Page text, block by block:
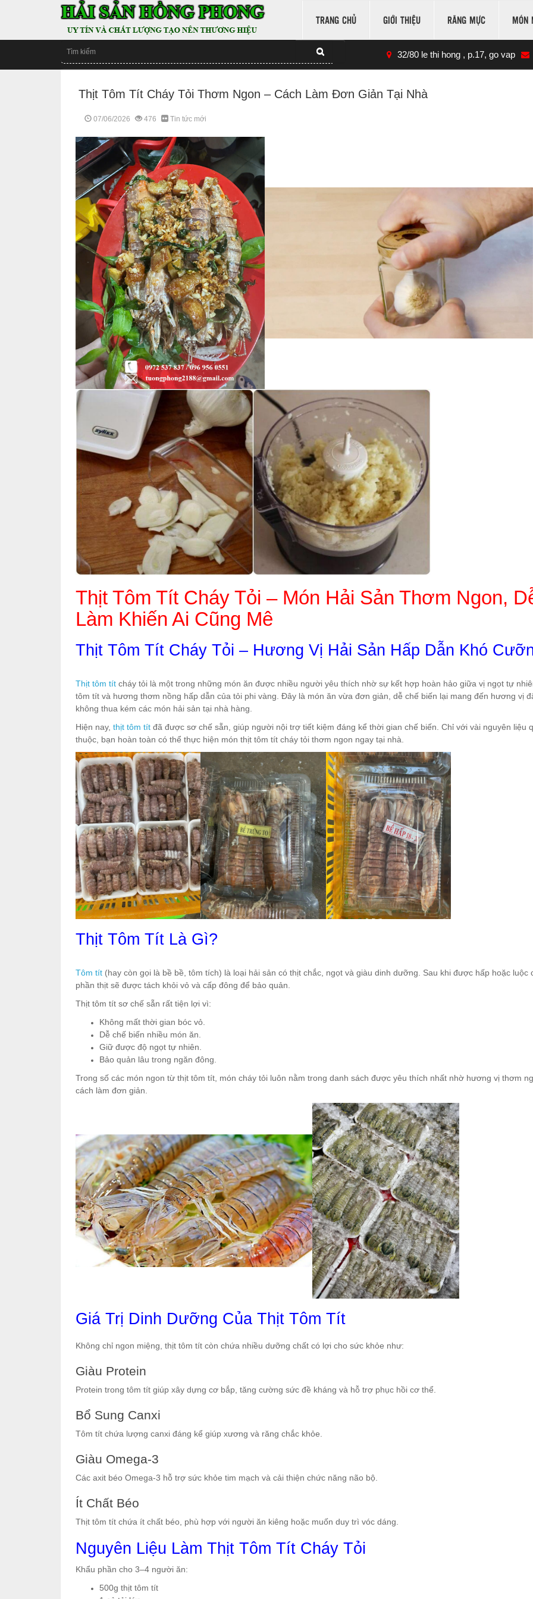
TRANG CHỦ GIỚI THIỆU RĂNG MỰC MÓN
32/80 le thi hong , p.17, go vap
Thịt Tôm Tít Cháy Tỏi Thơm Ngon – Cách Làm Đơn Giản Tại Nhà
07/06/2026 476 Tin tức mới
Thịt Tôm Tít Cháy Tỏi – Món Hải Sản Thơm Ngon,
Làm Khiến Ai Cũng Mê
Thịt Tôm Tít Cháy Tỏi – Hương Vị Hải Sản Hấp Dẫn Khó
Thịt tôm tít cháy tỏi là một trong những món ăn được nhiều người yêu thích nhờ sự kết hợp hoàn hảo giữa vị ngọt tự
tôm tít và hương thơm nồng hấp dẫn của tỏi phi vàng. Đây là món ăn vừa đơn giản, dễ chế biến lại mang đến hương vị
không thua kém các món hải sản tại nhà hàng.
Hiện nay, thịt tôm tít đã được sơ chế sẵn, giúp người nội trợ tiết kiệm đáng kể thời gian chế biến. Chỉ với vài nguyên liệu
thuộc, bạn hoàn toàn có thể thực hiện món thịt tôm tít cháy tỏi thơm ngon ngay tại nhà.
Thịt Tôm Tít Là Gì?
Tôm tít (hay còn gọi là bề bề, tôm tích) là loại hải sản có thịt chắc, ngọt và giàu dinh dưỡng. Sau khi được hấp hoặc luộc
phần thịt sẽ được tách khỏi vỏ và cấp đông để bảo quản.
Thịt tôm tít sơ chế sẵn rất tiện lợi vì:
Không mất thời gian bóc vỏ.
Dễ chế biến nhiều món ăn.
Giữ được độ ngọt tự nhiên.
Bảo quản lâu trong ngăn đông.
Trong số các món ngon từ thịt tôm tít, món cháy tỏi luôn nằm trong danh sách được yêu thích nhất nhờ hương vị thơm
cách làm đơn giản.
Giá Trị Dinh Dưỡng Của Thịt Tôm Tít
Không chỉ ngon miệng, thịt tôm tít còn chứa nhiều dưỡng chất có lợi cho sức khỏe như:
Giàu Protein
Protein trong tôm tít giúp xây dựng cơ bắp, tăng cường sức đề kháng và hỗ trợ phục hồi cơ thể.
Bổ Sung Canxi
Tôm tít chứa lượng canxi đáng kể giúp xương và răng chắc khỏe.
Giàu Omega-3
Các axit béo Omega-3 hỗ trợ sức khỏe tim mạch và cải thiện chức năng não bộ.
Ít Chất Béo
Thịt tôm tít chứa ít chất béo, phù hợp với người ăn kiêng hoặc muốn duy trì vóc dáng.
Nguyên Liệu Làm Thịt Tôm Tít Cháy Tỏi
Khẩu phần cho 3–4 người ăn:
500g thịt tôm tít